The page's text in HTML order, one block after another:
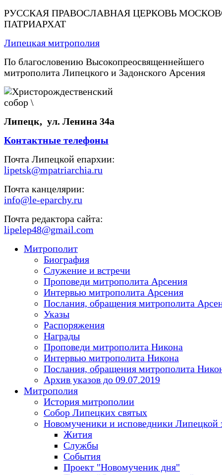
РУССКАЯ ПРАВОСЛАВНАЯ ЦЕРКОВЬ
ПАТРИАРХАТ
Липецкая митрополия
По благословению Высокопреосвященнейшего
митрополита Липецкого и Задонского Арсения
Липецк, ул. Ленина 34а
Контактные телефоны
Почта Липецкой епархии:
lipetsk@mpatriarchia.ru
Почта канцелярии:
info@le-eparchy.ru
Почта редактора сайта:
lipelep48@gmail.com
Митрополит
Биография
Служение и встречи
Проповеди митрополита Арсения
Интервью митрополита Арсения
Послания, обращения митрополита
Указы
Распоряжения
Награды
Проповеди митрополита Никона
Интервью митрополита Никона
Послания, обращения митрополита
Архив указов до 09.07.2019
Митрополия
История митрополии
Собор Липецких святых
Новомученики и исповедники Липецкой
Жития
Службы
События
Проект "Новомученик дня"